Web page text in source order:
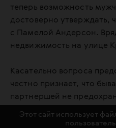
теперь возможность
достоверно утверждать,
с Памелой Андерсон.
недвижимость на улице
Касательно вопроса
честно признает, что
партнершей не
заботится о своем
использовать
Этот сайт использует